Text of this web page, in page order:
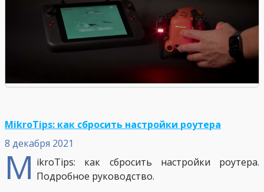
8 декабря 2021
MikroTips: как сбросить настройки роутера
M ikroTips: как сбросить настройки роутера.
Подробное руководство.